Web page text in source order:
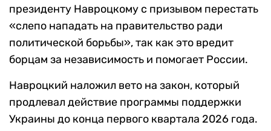
президенту Навроцкому с призывом перестать
«слепо нападать на правительство ради
политической борьбы», так как это вредит
борцам за независимость и помогает России.
Навроцкий наложил вето на закон, который
продлевал действие программы поддержки
Украины до конца первого квартала 2026 года.